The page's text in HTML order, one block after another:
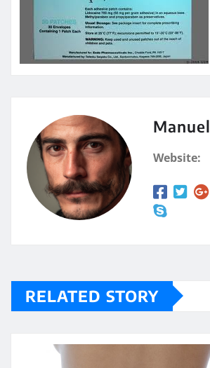
Manuel
Website:
RELATED STORY